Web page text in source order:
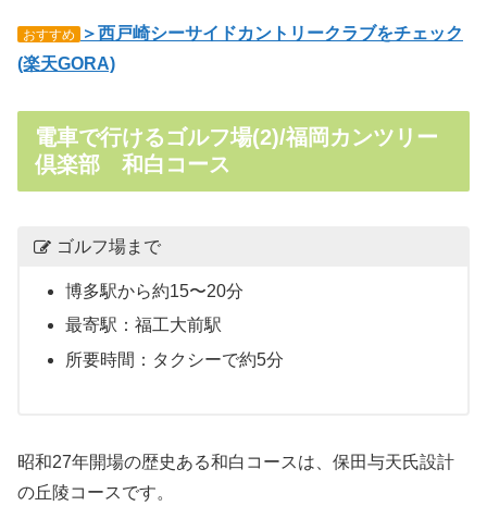
おすすめ
＞西戸崎シーサイドカントリークラブをチェック
(楽天GORA)
電車で行けるゴルフ場(2)/福岡カンツリー
倶楽部 和白コース
ゴルフ場まで
博多駅から約15〜20分
最寄駅：福工大前駅
所要時間：タクシーで約5分
昭和27年開場の歴史ある和白コースは、保田与天氏設計
の丘陵コースです。